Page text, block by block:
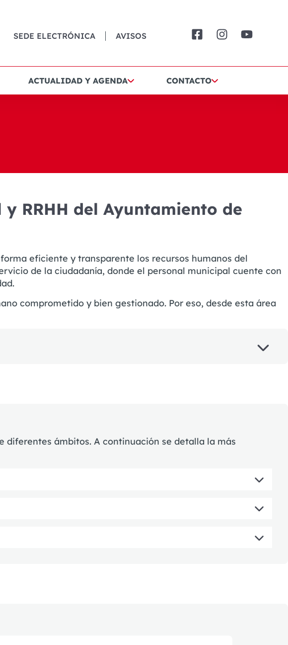
SEDE ELECTRÓNICA AVISOS
ACTUALIDAD Y AGENDA CONTACTO
RRHH del Ayuntamiento de
eficiente y transparente los recursos humanos del
de la ciudadanía, donde el personal municipal cuente con
comprometido y bien gestionado. Por eso, desde esta área
ámbitos. A continuación se detalla la más